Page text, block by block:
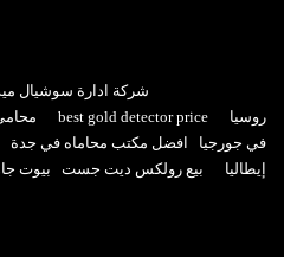
شركة ادارة سوشيال
روسيا
best gold detector price
في جورجيا
افضل مكتب محاماه في جدة
إيطاليا
بيع رولكس ديت جست بيوت